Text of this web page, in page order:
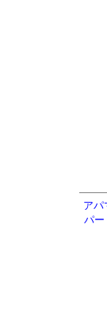
アパ
パー